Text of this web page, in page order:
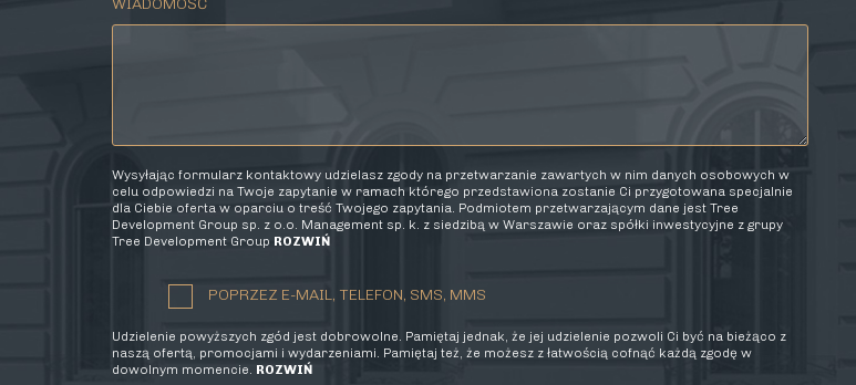
WIADOMOŚĆ
Wysyłając formularz kontaktowy udzielasz zgody na przetwarzanie zawartych w nim danych osobowych w
celu odpowiedzi na Twoje zapytanie w ramach którego przedstawiona zostanie Ci przygotowana specjalnie
dla Ciebie oferta w oparciu o treść Twojego zapytania. Podmiotem przetwarzającym dane jest Tree
Development Group sp. z o.o. Management sp. k. z siedzibą w Warszawie oraz spółki inwestycyjne z grupy
Tree Development Group ROZWIŃ
POPRZEZ E-MAIL, TELEFON, SMS, MMS
Udzielenie powyższych zgód jest dobrowolne. Pamiętaj jednak, że jej udzielenie pozwoli Ci być na bieżąco z
naszą ofertą, promocjami i wydarzeniami. Pamiętaj też, że możesz z łatwością cofnąć każdą zgodę w
dowolnym momencie. ROZWIŃ